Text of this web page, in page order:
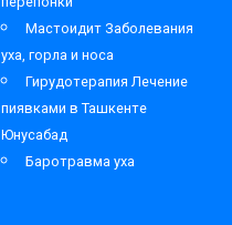
Мастоидит Заболевания
уха, горла и носа
Гирудотерапия Лечение
пиявками в Ташкенте
Юнусабад
Баротравма уха